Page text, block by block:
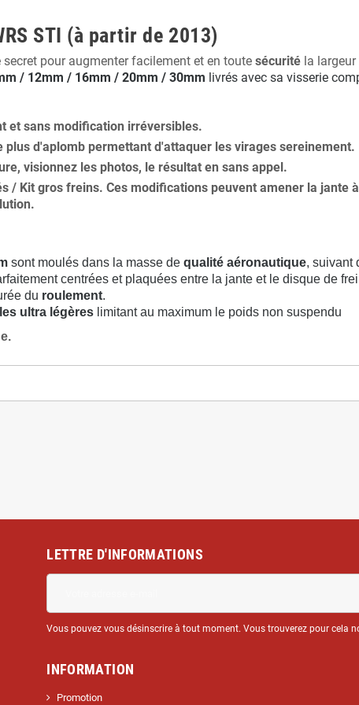
STI (à partir de 2013)
pour augmenter facilement et en toute sécurité la largeur
/ 12mm / 16mm / 20mm / 30mm livrés avec sa visserie
et sans modification irréversibles.
plus d'aplomb permettant d'attaquer les virages sereinement.
visionnez les photos, le résultat en sans appel.
/ Kit gros freins. Ces modifications peuvent amener la jante
.
sont moulés dans la masse de qualité aéronautique, suivant
centrées et plaquées entre la jante et le disque de
du roulement.
ultra légères limitant au maximum le poids non suspendu
LETTRE D'INFORMATIONS
Vous pouvez vous désinscrire à tout moment. Vous trouverez pour
INFORMATION
Promotion